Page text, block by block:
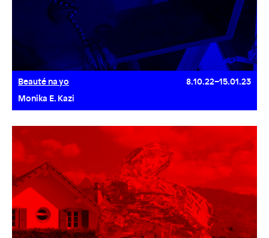
Beauté na yo
8.10.22–15.01.23
Monika E. Kazi